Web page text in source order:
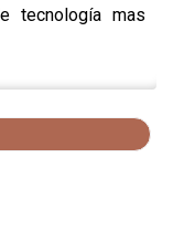
tecnología mas